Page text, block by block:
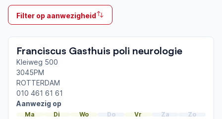
Ik behandel
Op locatie
netwerk
Rotterdam Noord
Afgeronde ParkinsonNet-scholingen
Filter op aanwezigheid
Franciscus Gasthuis poli neurologie
Kleiweg 500
3045PM
ROTTERDAM
010 461 61 61
Aanwezig op
Ma Di Wo Do Vr Za Zo